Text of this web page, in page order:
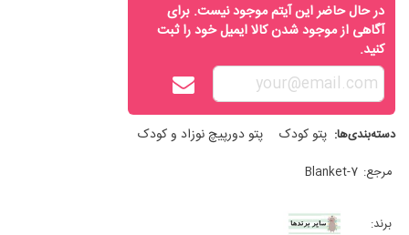
در حال حاضر این آیتم موجود نیست. برای
آگاهی از موجود شدن کالا ایمیل خود را ثبت
کنید.
دسته‌بندی‌ها: پتو کودک پتو دورپیچ نوزاد و کودک
مرجع: Blanket-7
برند: